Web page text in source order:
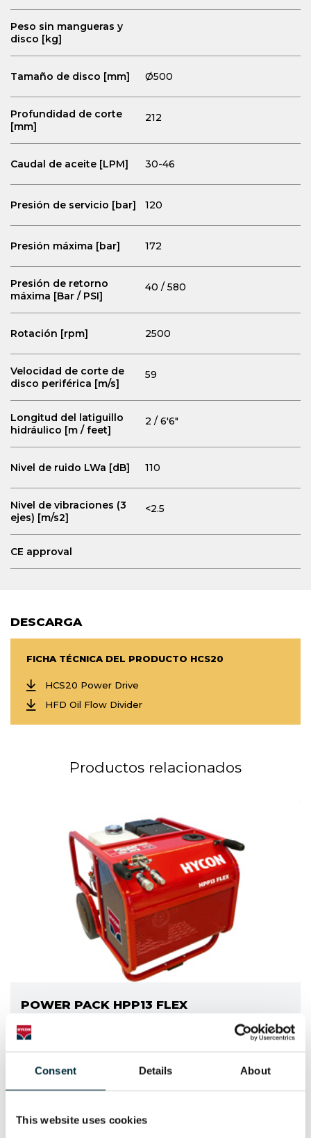
Consent Details About
This website uses cookies
Peso sin mangueras y
disco [kg]
Tamaño de disco [mm] Ø500
Profundidad de corte
[mm]
212
Caudal de aceite [LPM] 30-46
Presión de servicio [bar] 120
Presión máxima [bar] 172
Presión de retorno
máxima [Bar / PSI]
40 / 580
Rotación [rpm] 2500
Velocidad de corte de
disco periférica [m/s]
59
Longitud del latiguillo
hidráulico [m / feet]
2 / 6'6"
Nivel de ruido LWa [dB] 110
Nivel de vibraciones (3
ejes) [m/s2]
<2.5
CE approval
DESCARGA
FICHA TÉCNICA DEL PRODUCTO HCS20
HCS20 Power Drive
HFD Oil Flow Divider
Productos relacionados
POWER PACK HPP13 FLEX